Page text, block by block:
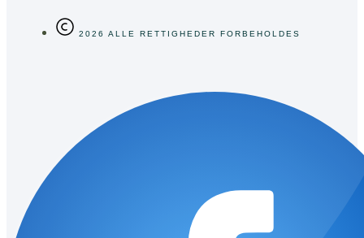
2026 ALLE RETTIGHEDER FORBEHOLDES